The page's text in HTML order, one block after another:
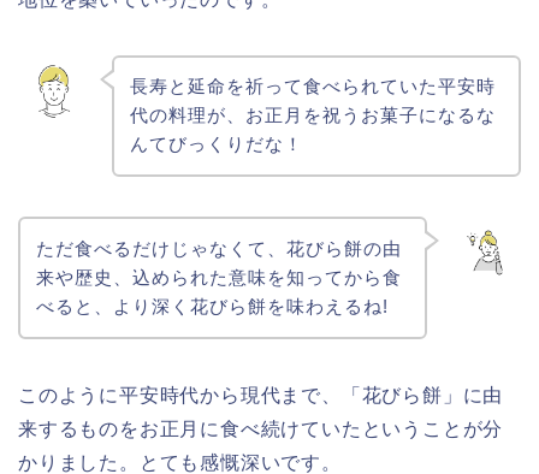
長寿と延命を祈って食べられていた平安時
代の料理が、お正月を祝うお菓子になるな
んてびっくりだな！
ただ食べるだけじゃなくて、花びら餅の由
来や歴史、込められた意味を知ってから食
べると、より深く花びら餅を味わえるね!
このように平安時代から現代まで、「花びら餅」に由
来するものをお正月に食べ続けていたということが分
かりました。とても感慨深いです。